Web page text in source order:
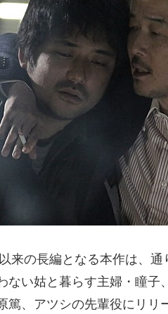
来の長編となる本作は、
ない姑と暮らす主婦・瞳子
篤、アツシの先輩役にリリ